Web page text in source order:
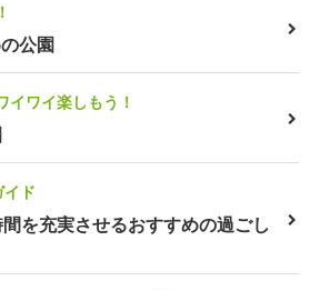
公園
イワイ楽しもう！
ド
を充実させるおすすめの過ごし